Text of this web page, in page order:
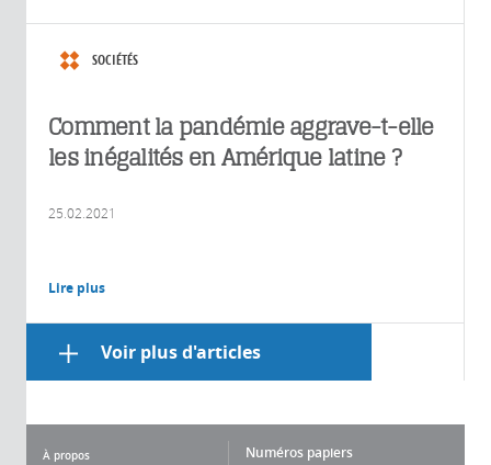
SOCIÉTÉS
Comment la pandémie aggrave-t-elle
les inégalités en Amérique latine ?
25.02.2021
Lire plus
Voir plus d'articles
À propos
Numéros papiers